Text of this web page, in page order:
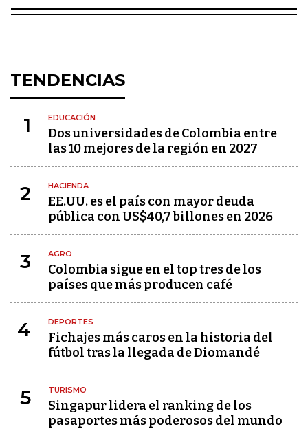
TENDENCIAS
1 EDUCACIÓN
Dos universidades de Colombia entre
las 10 mejores de la región en 2027
2 HACIENDA
EE.UU. es el país con mayor deuda
pública con US$40,7 billones en 2026
3 AGRO
Colombia sigue en el top tres de los
países que más producen café
4 DEPORTES
Fichajes más caros en la historia del
fútbol tras la llegada de Diomandé
5 TURISMO
Singapur lidera el ranking de los
pasaportes más poderosos del mundo